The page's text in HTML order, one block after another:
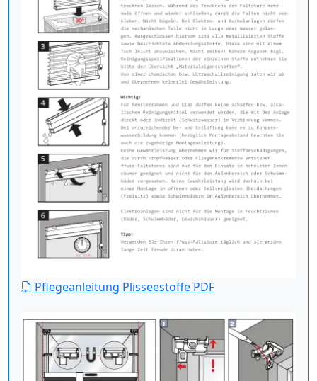
Pflegeanleitung Plisseestoffe PDF